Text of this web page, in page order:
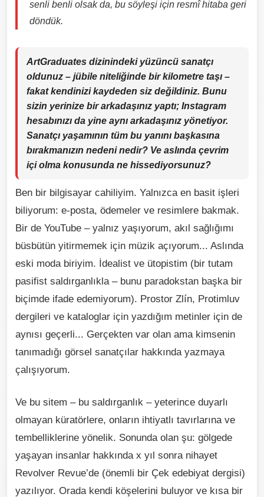
senli benli olsak da, bu söyleşi için resmî hitaba geri
döndük.
ArtGraduates dizinindeki yüzüncü sanatçı
oldunuz – jübile niteliğinde bir kilometre taşı –
fakat kendinizi kaydeden siz değildiniz. Bunu
sizin yerinize bir arkadaşınız yaptı; Instagram
hesabınızı da yine aynı arkadaşınız yönetiyor.
Sanatçı yaşamının tüm bu yanını başkasına
bırakmanızın nedeni nedir? Ve aslında çevrim
içi olma konusunda ne hissediyorsunuz?
Ben bir bilgisayar cahiliyim. Yalnızca en basit işleri
biliyorum: e-posta, ödemeler ve resimlere bakmak.
Bir de YouTube – yalnız yaşıyorum, akıl sağlığımı
büsbütün yitirmemek için müzik açıyorum... Aslında
eski moda biriyim. İdealist ve ütopistim (bir tutam
pasifist saldırganlıkla – bunu paradokstan başka bir
biçimde ifade edemiyorum). Prostor Zlín, Protimluv
dergileri ve kataloglar için yazdığım metinler için de
aynısı geçerli... Gerçekten var olan ama kimsenin
tanımadığı görsel sanatçılar hakkında yazmaya
çalışıyorum.
Ve bu sitem – bu saldırganlık – yeterince duyarlı
olmayan küratörlere, onların ihtiyatlı tavırlarına ve
tembelliklerine yönelik. Sonunda olan şu: gölgede
yaşayan insanlar hakkında x yıl sonra nihayet
Revolver Revue’de (önemli bir Çek edebiyat dergisi)
yazılıyor. Orada kendi köşelerini buluyor ve kısa bir